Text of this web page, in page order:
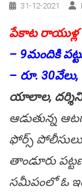
31-12-2021
పేకాట రాయుళ్ల
– 9మందికి
– రూ.
యాలాల‌, ద‌ర్శిని
ఆడుతున్న
ఫోర్స్
తాండూరు
సమీపంలో ఓ